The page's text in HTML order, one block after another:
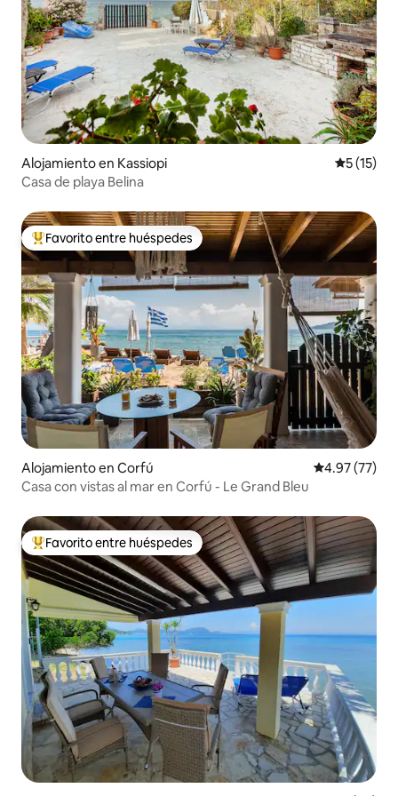
Alojamiento en Kassiopi
5 (15)
Casa de playa Belina
Favorito entre huéspedes preferido
Favorito entre huéspedes
Alojamiento en Corfú Calificación
4.97 (77)
Casa con vistas al mar en Corfú - Le Grand Bleu
Favorito entre huéspedes preferido
Favorito entre huéspedes